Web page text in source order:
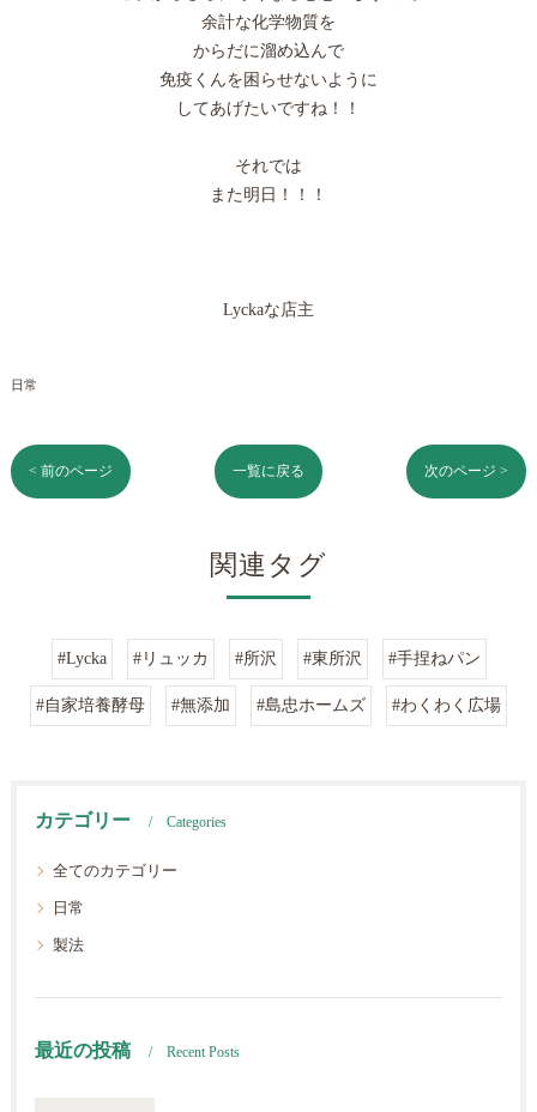
余計な化学物質を
からだに溜め込んで
免疫くんを困らせないように
してあげたいですね！！
それでは
また明日！！！
Lyckaな店主
日常
< 前のページ 一覧に戻る 次のページ >
関連タグ
#Lycka #リュッカ #所沢 #東所沢 #手捏ねパン
#自家培養酵母 #無添加 #島忠ホームズ #わくわく広場
カテゴリー Categories
全てのカテゴリー
日常
製法
最近の投稿 Recent Posts